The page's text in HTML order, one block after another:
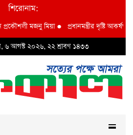
শিরোনাম:
মজনু মিয়া● প্রধানমন্ত্রীর দৃষ্টি আকর্ষণ
৬ আগস্ট ২০২৬, ২২ শ্রাবণ ১৪৩৩